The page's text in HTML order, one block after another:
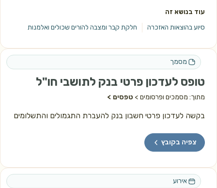
עוד בנושא זה
סיוע בהוצאות האזכרה
חלקת קבר ומצבה להורים שכולים ואלמנות
מסמך
טופס לעדכון פרטי בנק לתושבי חו"ל
מתוך: מסמכים ופרסומים טפסים
בקשה לעדכון פרטי חשבון בנק להעברת התגמולים והתשלומים
צפיה בקובץ
אירוע